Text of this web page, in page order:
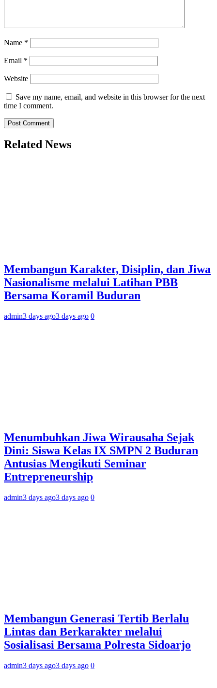
Name *
Email *
Website
Save my name, email, and website in this browser for the next
time I comment.
Related News
Membangun Karakter, Disiplin, dan Jiwa
Nasionalisme melalui Latihan PBB
Bersama Koramil Buduran
admin3 days ago3 days ago 0
Menumbuhkan Jiwa Wirausaha Sejak
Dini: Siswa Kelas IX SMPN 2 Buduran
Antusias Mengikuti Seminar
Entrepreneurship
admin3 days ago3 days ago 0
Membangun Generasi Tertib Berlalu
Lintas dan Berkarakter melalui
Sosialisasi Bersama Polresta Sidoarjo
admin3 days ago3 days ago 0